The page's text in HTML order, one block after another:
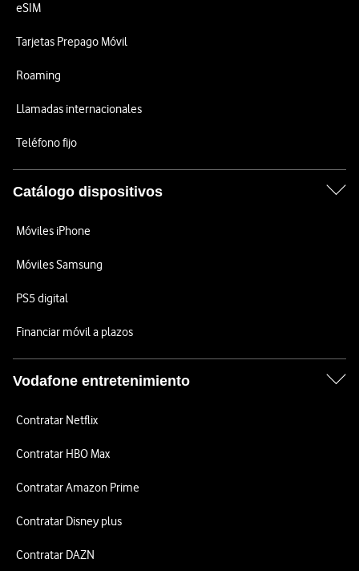
eSIM
Tarjetas Prepago Móvil
Roaming
Llamadas internacionales
Teléfono fijo
Catálogo dispositivos
Móviles iPhone
Móviles Samsung
PS5 digital
Financiar móvil a plazos
Vodafone entretenimiento
Contratar Netflix
Contratar HBO Max
Contratar Amazon Prime
Contratar Disney plus
Contratar DAZN